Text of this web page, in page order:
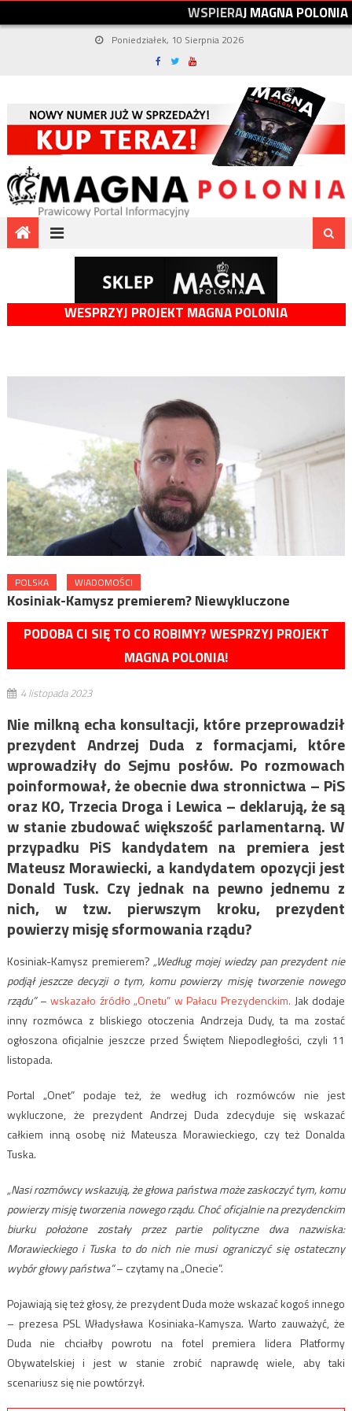
WSPIERAJMAGNAPOLONIA
Poniedziałek, 10 Sierpnia 2026
WESPRZYJ PROJEKT MAGNA POLONIA
POLSKA WIADOMOŚCI
Kosiniak-Kamysz premierem? Niewykluczone
PODOBA CI SIĘ TO CO ROBIMY? WESPRZYJ PROJEKT
MAGNA POLONIA!
4 listopada 2023
Nie milkną echa konsultacji, które przeprowadził
prezydent Andrzej Duda z formacjami, które
wprowadziły do Sejmu posłów. Po rozmowach
poinformował, że obecnie dwa stronnictwa – PiS
oraz KO, Trzecia Droga i Lewica – deklarują, że są
w stanie zbudować większość parlamentarną. W
przypadku PiS kandydatem na premiera jest
Mateusz Morawiecki, a kandydatem opozycji jest
Donald Tusk. Czy jednak na pewno jednemu z
nich, w tzw. pierwszym kroku, prezydent
powierzy misję sformowania rządu?
Kosiniak-Kamysz premierem? „Według mojej wiedzy pan prezydent nie
podjął jeszcze decyzji o tym, komu powierzy misję tworzenie nowego
rządu”–wskazało źródło „Onetu” w Pałacu Prezydenckim. Jak dodaje
inny rozmówca z bliskiego otoczenia Andrzeja Dudy, ta ma zostać
ogłoszona oficjalnie jeszcze przed Świętem Niepodległości, czyli 11
listopada.
Portal „Onet” podaje też, że według ich rozmówców nie jest
wykluczone, że prezydent Andrzej Duda zdecyduje się wskazać
całkiem inną osobę niż Mateusza Morawieckiego, czy też Donalda
Tuska.
„Nasi rozmówcy wskazują, że głowa państwa może zaskoczyć tym, komu
powierzy misję tworzenia nowego rządu. Choć oficjalnie na prezydenckim
biurku położone zostały przez partie polityczne dwa nazwiska:
Morawieckiego i Tuska to do nich nie musi ograniczyć się ostateczny
wybór głowy państwa”– czytamy na „Onecie”.
Pojawiają się też głosy, że prezydent Duda może wskazać kogoś innego
– prezesa PSL Władysława Kosiniaka-Kamysza. Warto zauważyć, że
Duda nie chciałby powrotu na fotel premiera lidera Platformy
Obywatelskiej i jest w stanie zrobić naprawdę wiele, aby taki
scenariusz się nie powtórzył.